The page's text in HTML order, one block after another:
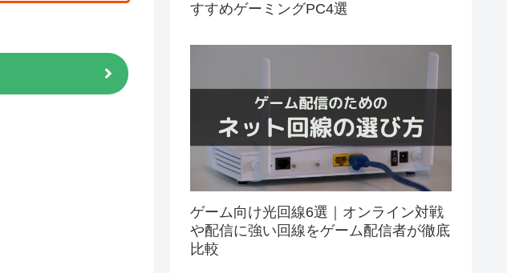
すすめゲーミングPC4選
ゲーム向け光回線6選｜オンライン対戦
や配信に強い回線をゲーム配信者が徹底
比較